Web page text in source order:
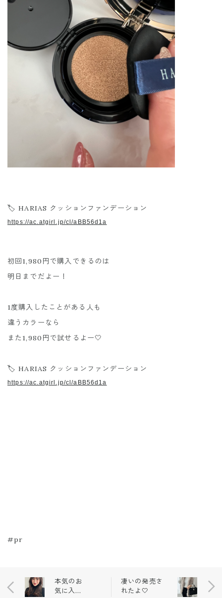
🏷️ HARIAS クッションファンデーション
https://ac.atgirl.jp/cl/aBB56d1a
初回1,980円で購入できるのは
明日までだよー！
1度購入したことがある人も
違うカラーなら
また1,980円で試せるよー🤍
🏷️ HARIAS クッションファンデーション
https://ac.atgirl.jp/cl/aBB56d1a
#pr
本気のお
気に入り
凄いの発売さ
れたよ🤍